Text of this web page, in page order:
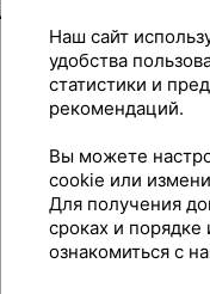
×1, МП
293,50 р. 1
Наш сайт
удобства
статистики и
рекомендаций.
Вы можете
cookie или
Для получения
сроках и
ознакомиться с